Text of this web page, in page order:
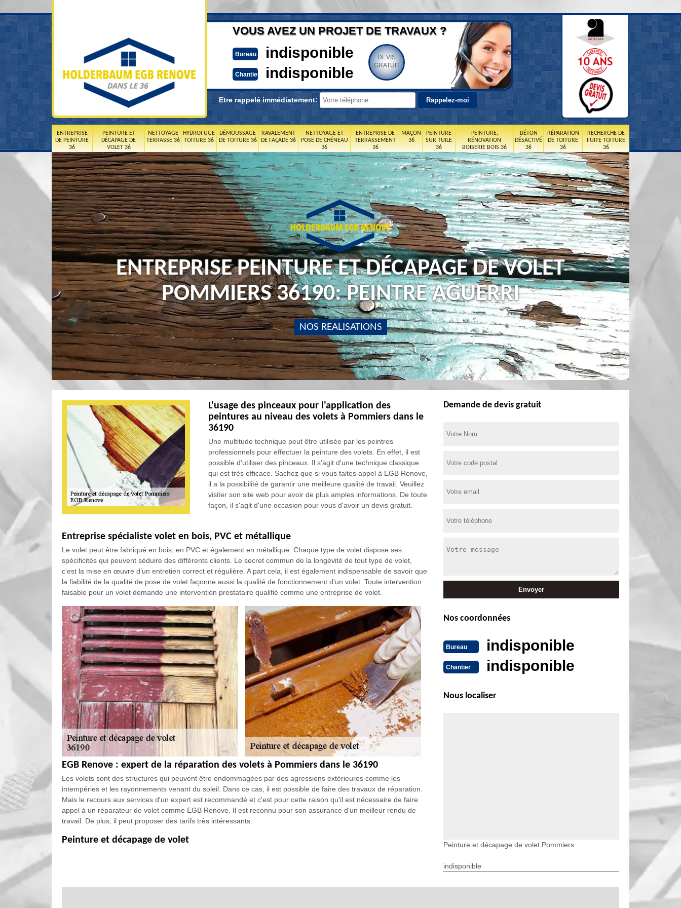
VOUS AVEZ UN PROJET DE TRAVAUX ?
Bureau indisponible
Chantier indisponible
DEVIS
GRATUIT
Etre rappelé immédiatement:
ENTREPRISE
DE PEINTURE
36
PEINTURE ET
DÉCAPAGE DE
VOLET 36
NETTOYAGE
TERRASSE 36
HYDROFUGE
TOITURE 36
DÉMOUSSAGE
DE TOITURE 36
RAVALEMENT
DE FAÇADE 36
NETTOYAGE ET
POSE DE CHÉNEAU
36
ENTREPRISE DE
TERRASSEMENT
36
MAÇON
36
PEINTURE
SUR TUILE
36
PEINTURE,
RÉNOVATION
BOISERIE BOIS 36
BÉTON
DÉSACTIVÉ
36
RÉPARATION
DE TOITURE
36
RECHERCHE DE
FUITE TOITURE
36
ENTREPRISE PEINTURE ET DÉCAPAGE DE VOLET
POMMIERS 36190: PEINTRE AGUERRI
NOS REALISATIONS
L'usage des pinceaux pour l'application des
peintures au niveau des volets à Pommiers dans le
36190
Une multitude technique peut être utilisée par les peintres
professionnels pour effectuer la peinture des volets. En effet, il est
possible d'utiliser des pinceaux. Il s'agit d'une technique classique
qui est très efficace. Sachez que si vous faites appel à EGB Renove,
il a la possibilité de garantir une meilleure qualité de travail. Veuillez
visiter son site web pour avoir de plus amples informations. De toute
façon, il s'agit d'une occasion pour vous d'avoir un devis gratuit.
Entreprise spécialiste volet en bois, PVC et métallique
Le volet peut être fabriqué en bois, en PVC et également en métallique. Chaque type de volet dispose ses
spécificités qui peuvent séduire des différents clients. Le secret commun de la longévité de tout type de volet,
c’est la mise en œuvre d’un entretien correct et régulière. A part cela, il est également indispensable de savoir que
la fiabilité de la qualité de pose de volet façonne aussi la qualité de fonctionnement d’un volet. Toute intervention
faisable pour un volet demande une intervention prestataire qualifié comme une entreprise de volet.
EGB Renove : expert de la réparation des volets à Pommiers dans le 36190
Les volets sont des structures qui peuvent être endommagées par des agressions extérieures comme les
intempéries et les rayonnements venant du soleil. Dans ce cas, il est possible de faire des travaux de réparation.
Mais le recours aux services d'un expert est recommandé et c'est pour cette raison qu'il est nécessaire de faire
appel à un réparateur de volet comme EGB Renove. Il est reconnu pour son assurance d'un meilleur rendu de
travail. De plus, il peut proposer des tarifs très intéressants.
Peinture et décapage de volet
Demande de devis gratuit
Nos coordonnées
Bureau indisponible
Chantier indisponible
Nous localiser
Peinture et décapage de volet Pommiers
indisponible